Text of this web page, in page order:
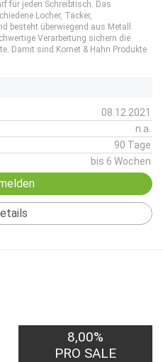
für jeden Schreibtisch. Das
Locher, Tacker,
besteht überwiegend aus Metall.
Verarbeitung sichern die
Damit sind Kornet & Hahn Produkte
08.12.2021
n.a.
90 Tage
bis 6 Wochen
8,00%
PRO SALE